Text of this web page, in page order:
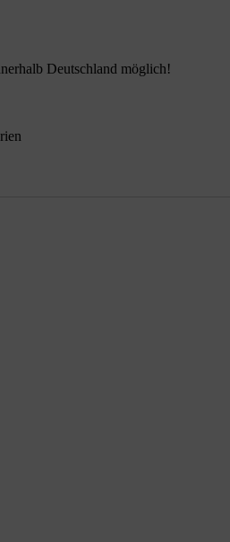
Deutschland möglich!